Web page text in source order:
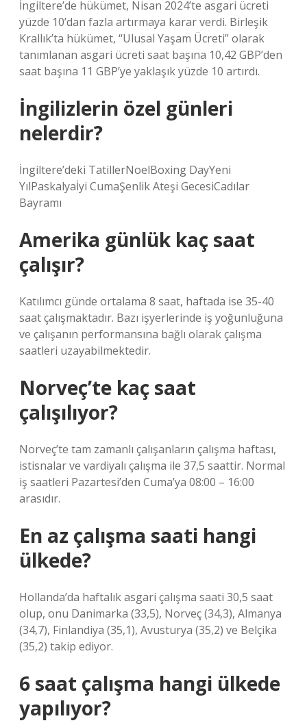
İngiltere’de hükümet, Nisan 2024’te asgari ücreti
yüzde 10’dan fazla artırmaya karar verdi. Birleşik
Krallık’ta hükümet, “Ulusal Yaşam Ücreti” olarak
tanımlanan asgari ücreti saat başına 10,42 GBP’den
saat başına 11 GBP’ye yaklaşık yüzde 10 artırdı.
İngilizlerin özel günleri
nelerdir?
İngiltere’deki TatillerNoelBoxing DayYeni
YılPaskalyaİyi CumaŞenlik Ateşi GecesiCadılar
Bayramı
Amerika günlük kaç saat
çalışır?
Katılımcı günde ortalama 8 saat, haftada ise 35-40
saat çalışmaktadır. Bazı işyerlerinde iş yoğunluğuna
ve çalışanın performansına bağlı olarak çalışma
saatleri uzayabilmektedir.
Norveç’te kaç saat
çalışılıyor?
Norveç’te tam zamanlı çalışanların çalışma haftası,
istisnalar ve vardiyalı çalışma ile 37,5 saattir. Normal
iş saatleri Pazartesi’den Cuma’ya 08:00 – 16:00
arasıdır.
En az çalışma saati hangi
ülkede?
Hollanda’da haftalık asgari çalışma saati 30,5 saat
olup, onu Danimarka (33,5), Norveç (34,3), Almanya
(34,7), Finlandiya (35,1), Avusturya (35,2) ve Belçika
(35,2) takip ediyor.
6 saat çalışma hangi ülkede
yapılıyor?